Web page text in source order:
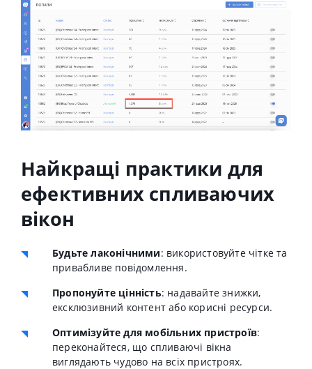
Найкращі практики для
ефективних спливаючих
вікон
Будьте лаконічними: використовуйте чітке та
привабливе повідомлення.
Пропонуйте цінність: надавайте знижки,
ексклюзивний контент або корисні ресурси.
Оптимізуйте для мобільних пристроїв:
переконайтеся, що спливаючі вікна
виглядають чудово на всіх пристроях.